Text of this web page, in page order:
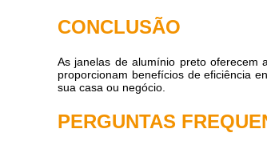
CONCLUSÃO
As janelas de alumínio preto oferecem
proporcionam benefícios de eficiência
sua casa ou negócio.
PERGUNTAS